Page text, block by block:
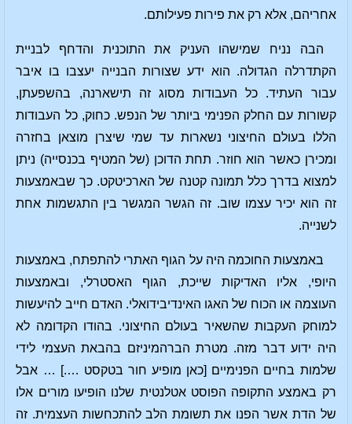
אחריהם, אלא רק את פירות פעילותם.
הבה נניח שמישהו העניק את התוכנית והדחף לבניית
הקתדרלה הגדולה. הוא ידע שצורות הבנייה יעצבו בו איבר
עבור העתיד. כל העבודות מסוג זה תישארנה, בהשפעתן,
קשורות עם החלק הפנימי ביותר של הנפש. כחוק, כל העבודות
הללו בעולם החיצוני נשארות עד שמי שיצרן מוצאן בחזרה
ומכירן כאשר הוא חוזר. תחת הדוכן (של המטיף בכנסייה) ניתן
למצוא בדרך כלל תמונה קטנה של הארכיטקט. כך שבאמצעות
זה הוא יכיר עצמו שוב. זה הגשר המגשר בין התגשמות אחת
לשנייה.
באמצעות החוכמה היה על הגוף האתרי להתפתח, באמצעות
היופי, אליו האדיקות שייכת, הגוף האסטרלי, ובאמצעות
העוצמה או הכוח של האגו האינדיבידואלי. האדם חייב להיעשות
למוחק העקבות שהשאיר בעולם החיצוני. בהודו הקדומה לא
היה ידוע דבר מזה. מטרת הברהמיניזם בהבאת העצמי לידי
שלמות בחיים הפנימיים [כאן מופיע חור בטקסט ….] … אבל
רק באמצע התקופה הפוסט אטלנטית שלנו הופיעו מורים אלו
של הדת אשר הפנו את תשומת הלב להתכחשות העצמית. זה